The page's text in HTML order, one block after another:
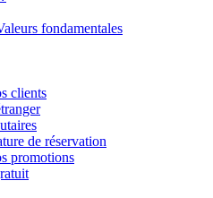
fondamentales
clients
de réservation
promotions